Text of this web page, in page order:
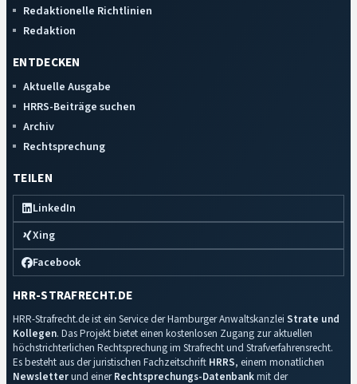
Redaktionelle Richtlinien
Redaktion
ENTDECKEN
Aktuelle Ausgabe
HRRS-Beiträge suchen
Archiv
Rechtsprechung
TEILEN
LinkedIn
Xing
Facebook
HRR-STRAFRECHT.DE
HRR-Strafrecht.de ist ein Service der Hamburger Anwaltskanzlei Strate und
Kollegen. Das Projekt bietet einen kostenlosen Zugang zur aktuellen
höchstrichterlichen Rechtsprechung im Strafrecht und Strafverfahrensrecht.
Es besteht aus der juristischen Fachzeitschrift HRRS, einem monatlichen
Newsletterund einerRechtsprechungs-Datenbankmit der